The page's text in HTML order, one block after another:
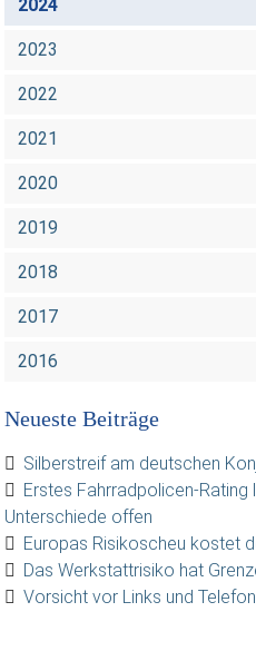
2024
2023
2022
2021
2020
2019
2018
2017
2016
Neueste Beiträge
Silberstreif am deutschen
Erstes Fahrradpolicen-Rating
Unterschiede offen
Europas Risikoscheu kostet
Das Werkstattrisiko hat
Vorsicht vor Links und